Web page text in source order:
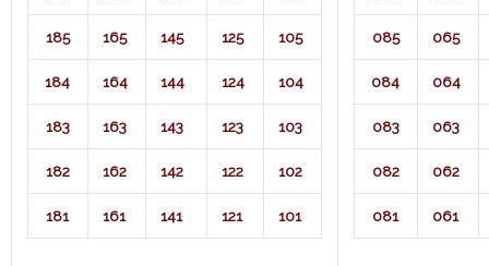
185 165 145 125 105
184 164 144 124 104
183 163 143 123 103
182 162 142 122 102
181 161 141 121 101
085 065
084 064
083 063
082 062
081 061